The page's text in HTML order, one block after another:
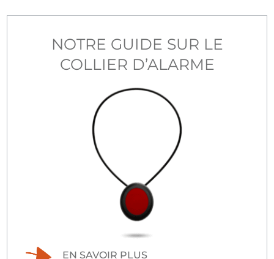
NOTRE GUIDE SUR LE
COLLIER D’ALARME
EN SAVOIR PLUS